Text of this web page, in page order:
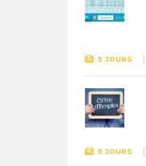
5 JOURS
5 JOURS